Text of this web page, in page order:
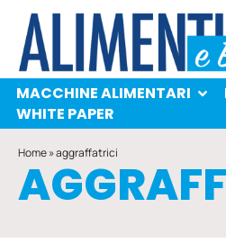
MACCHINE ALIMENTARI
PROTAGONISTI
WHITE
MACCHINE ALIMENTARI
WHITE PAPER
Home»aggraffatrici